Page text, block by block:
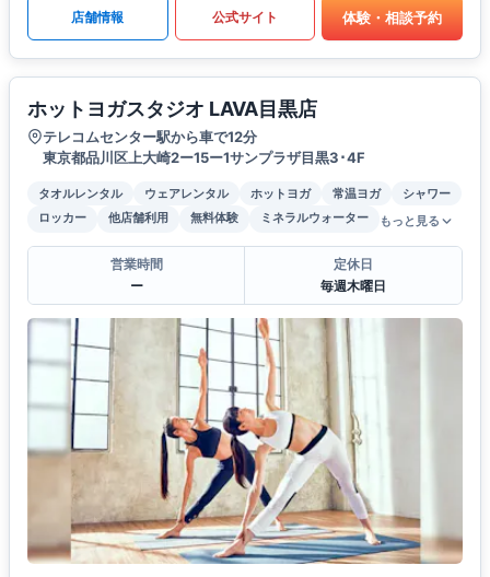
店舗情報 公式サイト 体験・相談予約
ホットヨガスタジオ LAVA目黒店
テレコムセンター駅から車で12分
東京都品川区上大崎2ー15ー1サンプラザ目黒3･4F
タオルレンタル ウェアレンタル ホットヨガ 常温ヨガ
シャワー
ロッカー
他店舗利用 無料体験 ミネラルウォーター もっと見る
営業時間
ー
定休日
毎週木曜日